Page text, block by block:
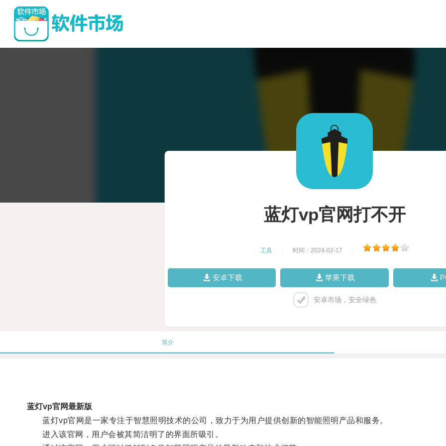
蓝灯vp官网打不开
工具 时间：2024-02-17
安卓下载 苹果下载
安卓市场，安全绿色
简介
蓝灯vp官网最新版
蓝灯vp官网是一家专注于智慧照明技术的公司，致力于为用户提供创新的智能照明产品和服务。
进入该官网，用户会被其简洁明了的界面所吸引。